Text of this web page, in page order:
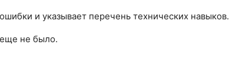
и указывает перечень технических навыков.
не было.